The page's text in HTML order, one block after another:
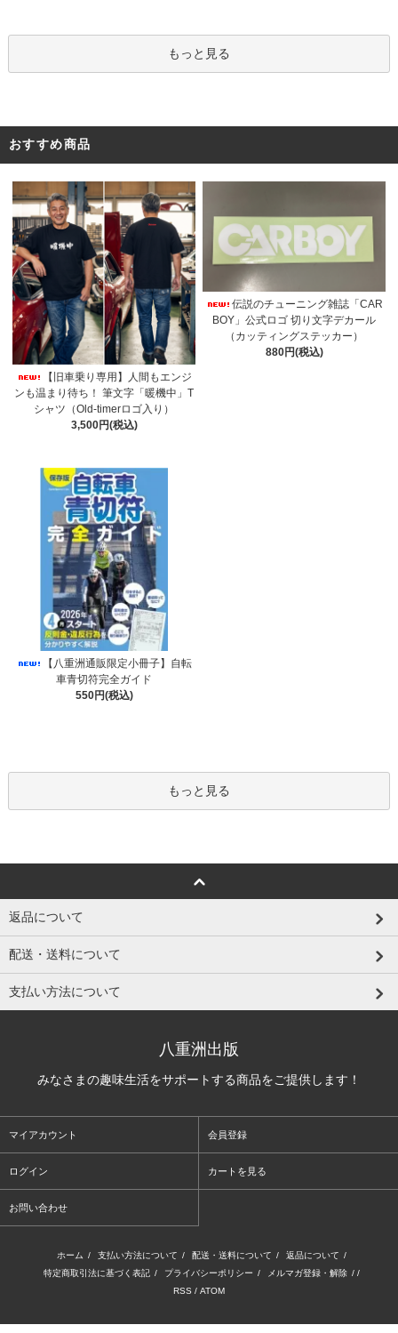
もっと見る
おすすめ商品
【旧車乗り専用】人間もエンジ
ンも温まり待ち！ 筆文字「暖機中」T
シャツ（Old-timerロゴ入り）
3,500円(税込)
伝説のチューニング雑誌「CAR
BOY」公式ロゴ 切り文字デカール
（カッティングステッカー）
880円(税込)
【八重洲通販限定小冊子】自転
車青切符完全ガイド
550円(税込)
もっと見る
返品について
配送・送料について
支払い方法について
八重洲出版
みなさまの趣味生活をサポートする商品をご提供します！
マイアカウント 会員登録
ログイン カートを見る
お問い合わせ
ホーム / 支払い方法について / 配送・送料について / 返品について /
特定商取引法に基づく表記 / プライバシーポリシー / メルマガ登録・解除 / /
RSS / ATOM